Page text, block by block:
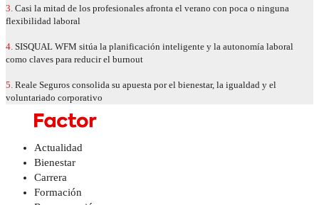
3. Casi la mitad de los profesionales afronta el verano con poca o ninguna
flexibilidad laboral
4. SISQUAL WFM sitúa la planificación inteligente y la autonomía laboral
como claves para reducir el burnout
5. Reale Seguros consolida su apuesta por el bienestar, la igualdad y el
voluntariado corporativo
Actualidad
Bienestar
Carrera
Formación